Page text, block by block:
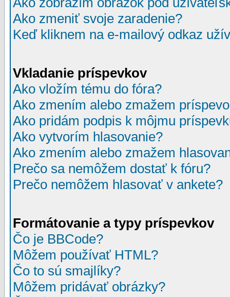
Ako zmeniť svoje zaradenie?
Keď kliknem na e-mailový odkaz
Vkladanie príspevkov
Ako vložím tému do fóra?
Ako zmením alebo zmažem
Ako pridám podpis k môjmu
Ako vytvorím hlasovanie?
Ako zmením alebo zmažem
Prečo sa nemôžem dostať k fóru?
Prečo nemôžem hlasovať v ankete?
Formátovanie a typy príspevkov
Čo je BBCode?
Môžem používať HTML?
Čo to sú smajlíky?
Môžem pridávať obrázky?